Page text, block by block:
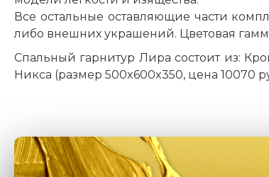
Все остальные оставляющие части
либо внешних украшений. Цветовая
Спальный гарнитур Лира состоит из:
Никса (размер 500x600x350, цена 10070